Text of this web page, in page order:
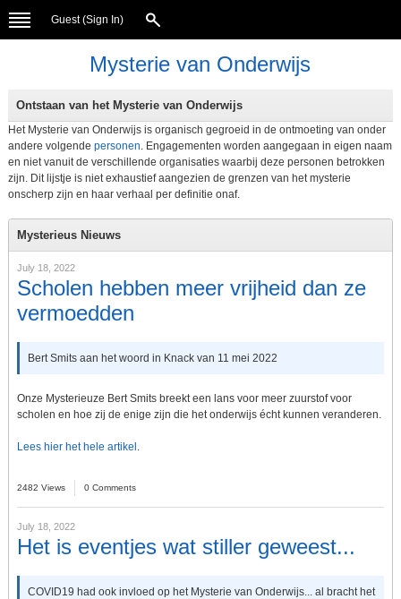
Guest (Sign In)
Mysterie van Onderwijs
Ontstaan van het Mysterie van Onderwijs
Het Mysterie van Onderwijs is organisch gegroeid in de ontmoeting van onder
andere volgende personen. Engagementen worden aangegaan in eigen naam
en niet vanuit de verschillende organisaties waarbij deze personen betrokken
zijn. Dit lijstje is niet exhaustief aangezien de grenzen van het mysterie
onscherp zijn en haar verhaal per definitie onaf.
Mysterieus Nieuws
July 18, 2022
Scholen hebben meer vrijheid dan ze
vermoedden
Bert Smits aan het woord in Knack van 11 mei 2022
Onze Mysterieuze Bert Smits breekt een lans voor meer zuurstof voor
scholen en hoe zij de enige zijn die het onderwijs écht kunnen veranderen.
Lees hier het hele artikel .
2482 Views 0 Comments
July 18, 2022
Het is eventjes wat stiller geweest...
COVID19 had ook invloed op het Mysterie van Onderwijs... al bracht het